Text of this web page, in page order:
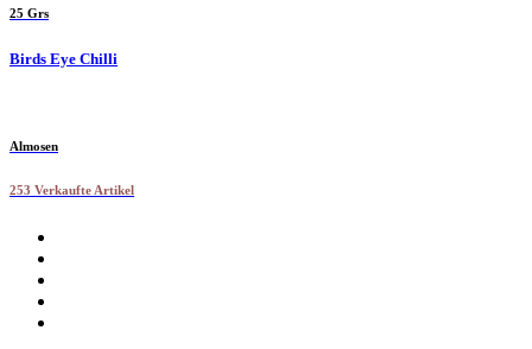
25 Grs
Birds Eye Chilli
Almosen
253 Verkaufte Artikel